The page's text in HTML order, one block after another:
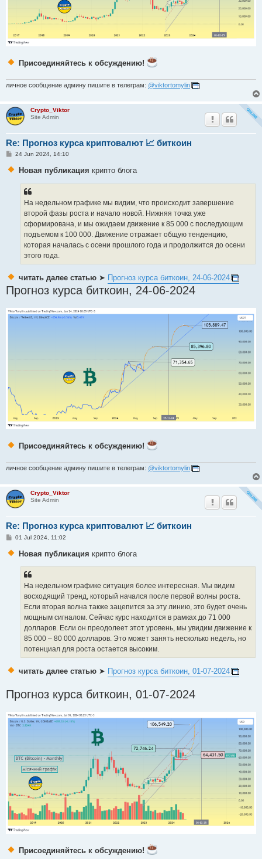
Присоединяйтесь к обсуждению!
личное сообщение админу пишите в телеграм: @viktortomylin
Crypto_Viktor
Site Admin
Re: Прогноз курса криптовалют 📈 биткоин
P
s
24 Jun 2024, 14:10
Новая публикация крипто блога
На недельном графике мы видим, что происходит завершение
второй фазы роста и начало новой. Нижняя точка уже
сформирована, и мы ожидаем движение к 85 000 с последующим
подъемом к 100 000. Движение отражает общую тенденцию,
которая началась с осени прошлого года и продолжится до осени
этого года.
читать далее статью ➤ Прогноз курса биткоин, 24-06-2024
Прогноз курса биткоин, 24-06-2024
Присоединяйтесь к обсуждению!
личное сообщение админу пишите в телеграм: @viktortomylin
Crypto_Viktor
Site Admin
Re: Прогноз курса криптовалют 📈 биткоин
P
s
01 Jul 2024, 11:02
Новая публикация крипто блога
На недельном графике ситуация более интересная. Мы видим
восходящий тренд, который начался после первой волны роста.
Если вторая волна также зацепится за эту линию, это будет очень
мощным сигналом. Сейчас курс находится в рамках до 71 000
долларов. Если он преодолеет этот уровень, мы увидим движение к
85 000 – 80 000 долларов. Это может занять несколько недель, но
потенциал для роста остается высоким.
читать далее статью ➤ Прогноз курса биткоин, 01-07-2024
Прогноз курса биткоин, 01-07-2024
Присоединяйтесь к обсуждению!